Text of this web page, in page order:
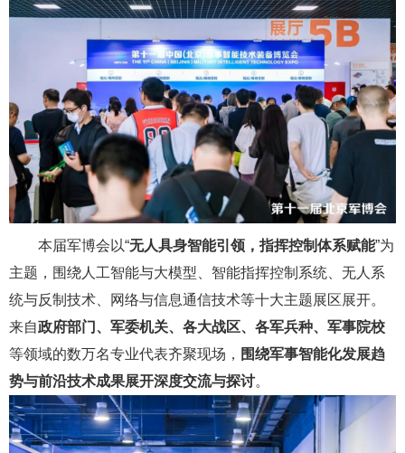
本届军博会以“无人具身智能引领，指挥控制体系赋能”为
主题，围绕人工智能与大模型、智能指挥控制系统、无人系
统与反制技术、网络与信息通信技术等十大主题展区展开。
来自政府部门、军委机关、各大战区、各军兵种、军事院校
等领域的数万名专业代表齐聚现场， 围绕军事智能化发展趋
势与前沿技术成果展开深度交流与探讨。